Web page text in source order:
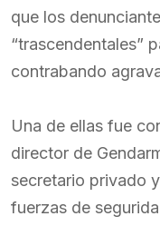
que los
“trascendentales”
contrabando
Una de ellas fue
director de
secretario privado
fuerzas de